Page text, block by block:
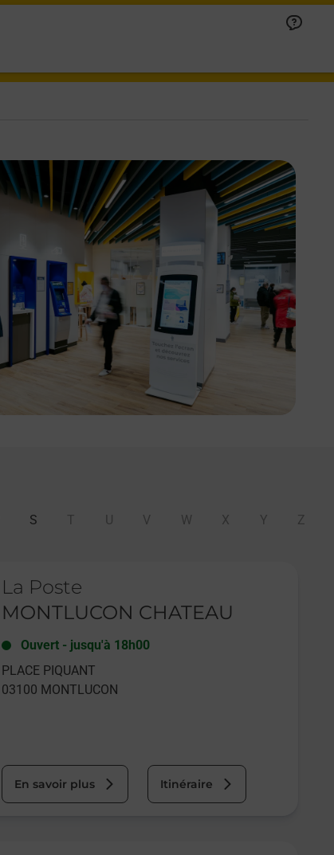
S T U V W X Y Z
La Poste
MONTLUCON CHATEAU
Ouvert - jusqu'à 18h00
PLACE PIQUANT
03100 MONTLUCON
En savoir plus Itinéraire